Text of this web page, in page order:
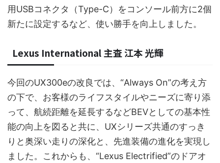
用USBコネクタ（Type-C）をコンソール前方に2個
新たに設定するなど、使い勝手を向上しました。
Lexus International 主査 江本 光輝
今回のUX300eの改良では、“Always On”の考え方
の下で、お客様のライフスタイルやニーズに寄り添
って、航続距離を延長するなどBEVとしての基本性
能の向上を図ると共に、UXシリーズ共通のすっき
りと奥深い走りの深化と、先進装備の進化を実現し
ました。これからも、“Lexus Electrified”のドアオ